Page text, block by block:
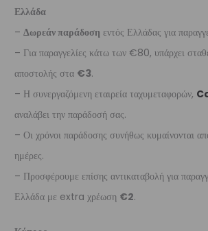
Ελλάδα
– Δωρεάν παράδοση εντός Ελλάδας για
– Για παραγγελίες κάτω των €80, υπάρχει
αποστολής στα €3.
– Η συνεργαζόμενη εταιρεία ταχυμεταφορών,
αναλάβει την παράδοσή σας.
– Οι χρόνοι παράδοσης συνήθως κυμαίνονται
ημέρες.
– Προσφέρουμε επίσης αντικαταβολή για
Ελλάδα με extra χρέωση €2.